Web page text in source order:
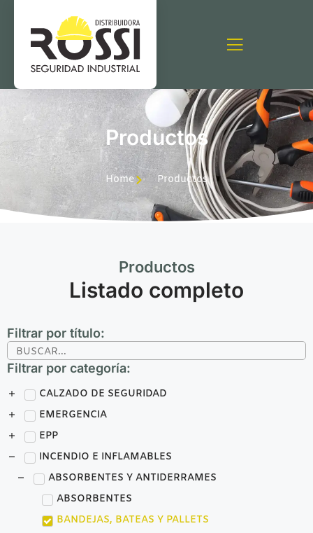
Productos
Home Productos
Productos
Listado completo
Filtrar por título:
Filtrar por categoría:
CALZADO DE SEGURIDAD
EMERGENCIA
EPP
INCENDIO E INFLAMABLES
ABSORBENTES Y ANTIDERRAMES
ABSORBENTES
BANDEJAS, BATEAS Y PALLETS